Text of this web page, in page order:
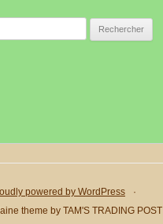
powered by WordPress
·
theme by TAM'S TRADING POST